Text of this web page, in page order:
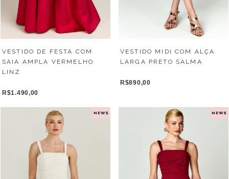
VESTIDO DE FESTA COM
SAIA AMPLA VERMELHO
LINZ
R$1.490,00
VESTIDO MIDI COM ALÇA
LARGA PRETO SALMA
R$890,00
NEWS NEWS